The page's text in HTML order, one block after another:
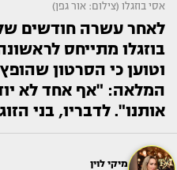
אסי בוזגלו (צילום: אור גפן)
לאחר עשרה חודשים
בוזגלו מתייחס
וטוען כי הסרטון
המלאה: "אף אחד לא
אותנו". לדבריו, בני
מיקי לוין